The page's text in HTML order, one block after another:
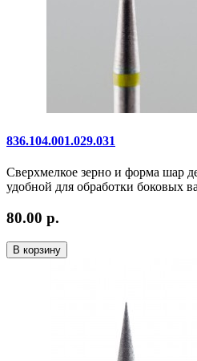
836.104.001.029.031
Сверхмелкое зерно и форма шар
удобной для обработки боковых
80.00 р.
В корзину